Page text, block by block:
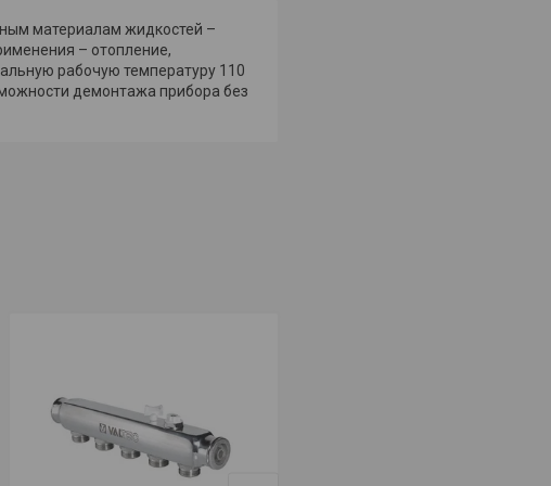
материалам жидкостей –
– отопление,
рабочую температуру 110
демонтажа прибора без